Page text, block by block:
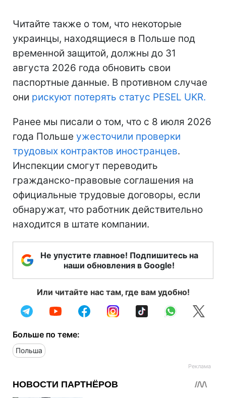
Читайте также о том, что некоторые
украинцы, находящиеся в Польше под
временной защитой, должны до 31
августа 2026 года обновить свои
паспортные данные. В противном случае
они рискуют потерять статус PESEL UKR.
Ранее мы писали о том, что с 8 июля 2026
года Польше ужесточили проверки
трудовых контрактов иностранцев.
Инспекции смогут переводить
гражданско-правовые соглашения на
официальные трудовые договоры, если
обнаружат, что работник действительно
находится в штате компании.
Не упустите главное! Подпишитесь на
наши обновления в Google!
Или читайте нас там, где вам удобно!
Больше по теме:
Польша